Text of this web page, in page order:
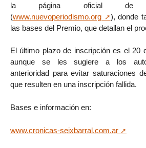
la página oficial de
(www.nuevoperiodismo.org
), donde
las bases del Premio, que detallan el
El último plazo de inscripción es el 20
aunque se les sugiere a los
anterioridad para evitar saturaciones
que resulten en una inscripción fallida.
Bases e información en:
www.cronicas-seixbarral.com.ar